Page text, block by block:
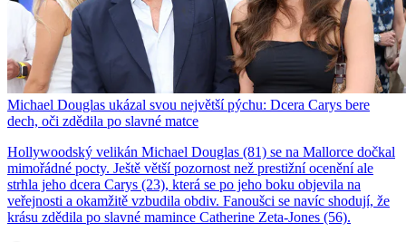
Michael Douglas ukázal svou největší pýchu: Dcera Carys bere
dech, oči zdědila po slavné matce
Hollywoodský velikán Michael Douglas (81) se na Mallorce dočkal
mimořádné pocty. Ještě větší pozornost než prestižní ocenění ale
strhla jeho dcera Carys (23), která se po jeho boku objevila na
veřejnosti a okamžitě vzbudila obdiv. Fanoušci se navíc shodují, že
krásu zdědila po slavné mamince Catherine Zeta-Jones (56).